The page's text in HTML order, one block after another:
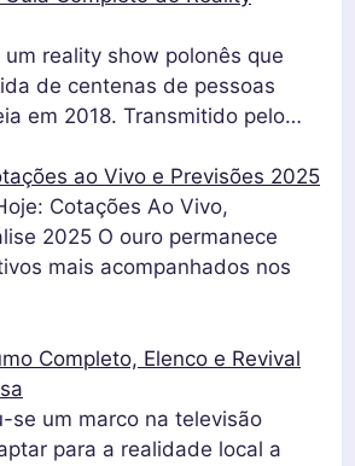
um reality show polonês que
de centenas de pessoas
em 2018. Transmitido pelo…
ao Vivo e Previsões 2025
Cotações Ao Vivo,
2025 O ouro permanece
mais acompanhados nos
Completo, Elenco e Revival
se um marco na televisão
para a realidade local a